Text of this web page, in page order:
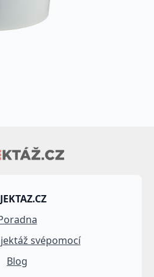
svépomocí
Blog